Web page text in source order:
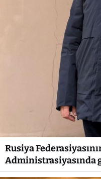
Rusiya
Administrasiyasında